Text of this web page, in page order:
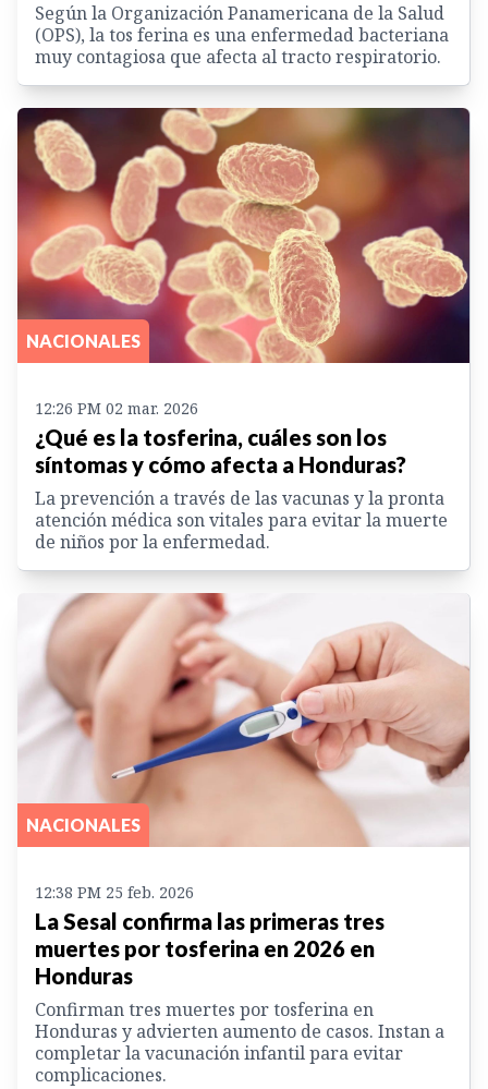
Según la Organización Panamericana de la Salud
(OPS), la tos ferina es una enfermedad bacteriana
muy contagiosa que afecta al tracto respiratorio.
NACIONALES
12:26 PM 02 mar. 2026
¿Qué es la tosferina, cuáles son los
síntomas y cómo afecta a Honduras?
La prevención a través de las vacunas y la pronta
atención médica son vitales para evitar la muerte
de niños por la enfermedad.
NACIONALES
12:38 PM 25 feb. 2026
La Sesal confirma las primeras tres
muertes por tosferina en 2026 en
Honduras
Confirman tres muertes por tosferina en
Honduras y advierten aumento de casos. Instan a
completar la vacunación infantil para evitar
complicaciones.